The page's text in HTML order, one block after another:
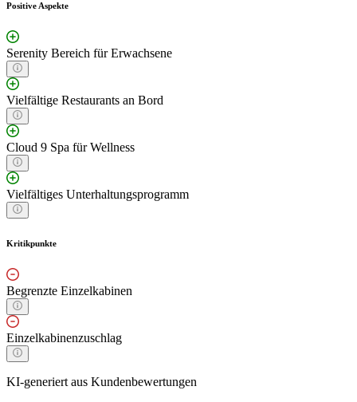
Positive Aspekte
Serenity Bereich für Erwachsene
Vielfältige Restaurants an Bord
Cloud 9 Spa für Wellness
Vielfältiges Unterhaltungsprogramm
Kritikpunkte
Begrenzte Einzelkabinen
Einzelkabinenzuschlag
KI-generiert aus Kundenbewertungen